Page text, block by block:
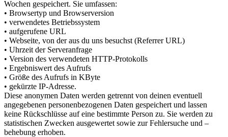
Wochen gespeichert. Sie umfassen:
• Browsertyp und Browserversion
• verwendetes Betriebssystem
• aufgerufene URL
• Webseite, von der aus du uns besuchst (Referrer URL)
• Uhrzeit der Serveranfrage
• Version des verwendeten HTTP-Protokolls
• Ergebniswert des Aufrufs
• Größe des Aufrufs in KByte
• gekürzte IP-Adresse.
Diese anonymen Daten werden getrennt von deinen eventuell
angegebenen personenbezogenen Daten gespeichert und lassen
keine Rückschlüsse auf eine bestimmte Person zu. Sie werden zu
statistischen Zwecken ausgewertet sowie zur Fehlersuche und –
behebung erhoben.